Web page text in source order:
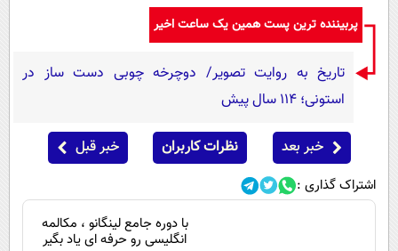
فناوری
گوناگون
حوادث
سلامت
اجتماعی
روانشناسی
آشپزی
دانلود
پربیننده ترین پست همین یک ساعت اخیر
تاریخ به روایت تصویر/ دوچرخه چوبی دست ساز در
استونی؛ 114 سال پیش
خبر بعد نظرات کاربران خبر قبل
اشتراک گذاری :
با دوره جامع لینگانو ، مکالمه
انگلیسی رو حرفه ای یاد بگیر